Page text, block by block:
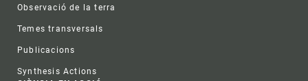
Observació de la terra
Temes transversals
Publicacions
Synthesis Actions